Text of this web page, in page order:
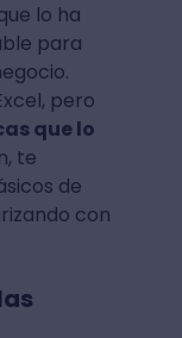
lo ha
para
pero
que lo
te
de
con